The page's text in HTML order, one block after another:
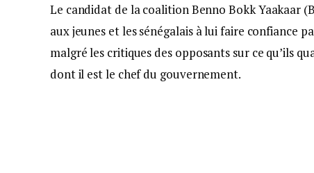
Le candidat de la coalition Benno Bokk Yaakaar
aux jeunes et les sénégalais à lui faire confiance
malgré les critiques des opposants sur ce qu’ils
dont il est le chef du gouvernement.